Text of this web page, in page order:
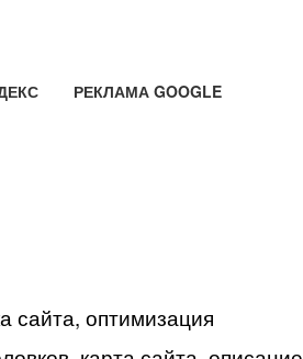
РЕКЛАМА GOOGLE
сайта, оптимизация